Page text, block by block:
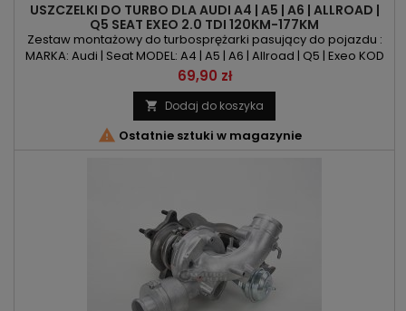
USZCZELKI DO TURBO DLA AUDI A4 | A5 | A6 | ALLROAD |
Q5 SEAT EXEO 2.0 TDI 120KM-177KM
Zestaw montażowy do turbosprężarki pasujący do pojazdu :
MARKA: Audi | Seat MODEL: A4 | A5 | A6 | Allroad | Q5 | Exeo KOD
SILNIKA: CAGA | CAGB | CAGC | CGLE | CJCA | CJCB | CJCC |
CJCD | CMFA | CMFB | CNHA | CSUA | CSUB | CSUE | CAHA | CAHB |
CGLA | CGLB | CGLC | CGLD | CGLF | CMGA | CMGB | CNHC
POJEMNOŚĆ: 1968ccm 2.0TDI MOC: 120KM/88kW |136KM/100kW
|...
Cena
69,90 zł
 Dodaj do koszyka
 Ostatnie sztuki w magazynie